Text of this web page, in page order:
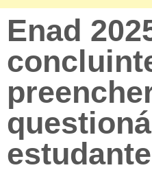
Enad
estudante